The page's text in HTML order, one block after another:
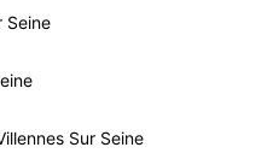
Seine
Sur Seine